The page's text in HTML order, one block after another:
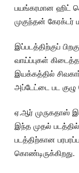
பயங்கரமான ஹிட்
முகுந்தன் கேரக்டர்
இப்படத்திற்குப்
வாய்ப்புகள்
இயக்கத்தில்
அப்டேட்டை பட குழு
ஏ.ஆர் முருகதாஸ்
இந்த முதல்
படத்திற்கான
கொண்டிருக்கிறது.